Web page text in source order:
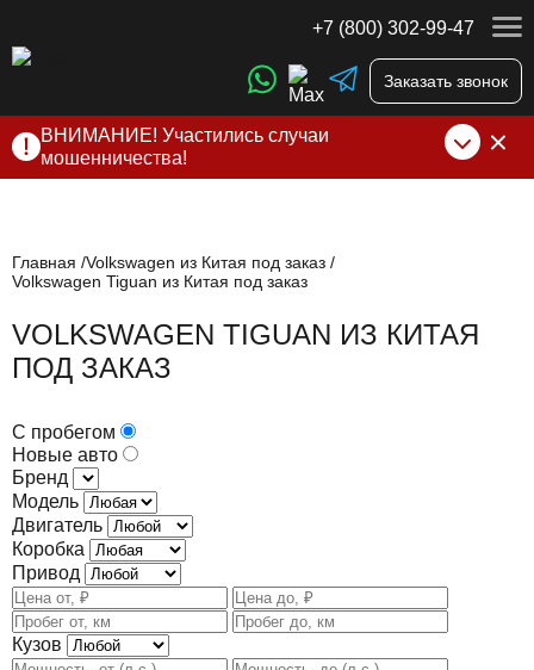
+7 (800) 302-99-47
Заказать звонок
ВНИМАНИЕ! Участились случаи
мошенничества!
нами по официальнымконтактам, указанным в соц сетях
и на сайте
Главная Volkswagen из Китая под заказ
Volkswagen Tiguan из Китая под заказ
VOLKSWAGEN TIGUAN ИЗ КИТАЯ
ПОД ЗАКАЗ
С пробегом
Новые авто
Бренд
Модель
Двигатель
Коробка
Привод
Кузов